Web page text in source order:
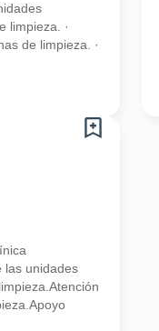
limpieza. ·
de limpieza. ·
las unidades